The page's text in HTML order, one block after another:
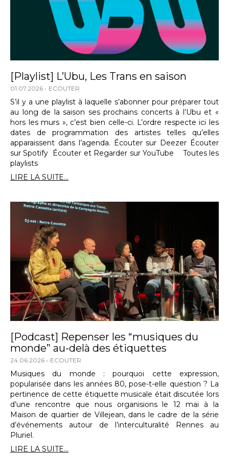
[Playlist] L’Ubu, Les Trans en saison
01.07.2026 ECOUTER
S’il y a une playlist à laquelle s’abonner pour préparer tout
au long de la saison ses prochains concerts à l’Ubu et «
hors les murs », c’est bien celle-ci. L’ordre respecte ici les
dates de programmation des artistes telles qu’elles
apparaissent dans l’agenda. Écouter sur Deezer Écouter
sur Spotify Écouter et Regarder sur YouTube Toutes les
playlists
LIRE LA SUITE...
[Podcast] Repenser les “musiques du
monde” au-delà des étiquettes
24.06.2026 ECOUTER
Musiques du monde : pourquoi cette expression,
popularisée dans les années 80, pose-t-elle question ? La
pertinence de cette étiquette musicale était discutée lors
d’une rencontre que nous organisions le 12 mai à la
Maison de quartier de Villejean, dans le cadre de la série
d’événements autour de l’interculturalité Rennes au
Pluriel.
LIRE LA SUITE...